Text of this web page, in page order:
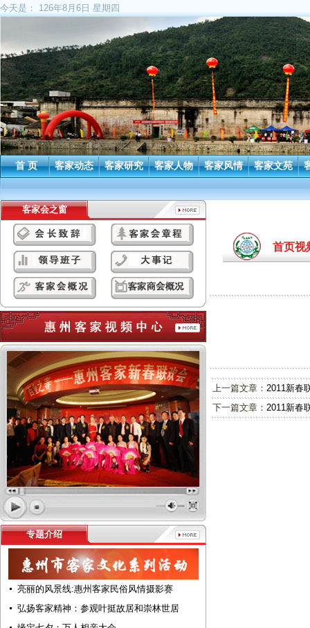
今天是： 126年8月6日 星期四
首 页 客家动态 客家研究 客家人物 客家风情 客家文苑
客家会之窗
专题介绍
亮丽的风景线:惠州客家民俗风情摄影赛
弘扬客家精神：参观叶挺故居和崇林世居
首页视
上一篇文章：2011新春
下一篇文章：2011新春